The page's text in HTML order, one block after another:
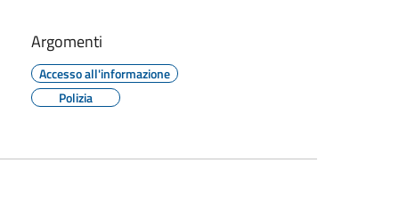
Argomenti
Accesso all'informazione
Polizia